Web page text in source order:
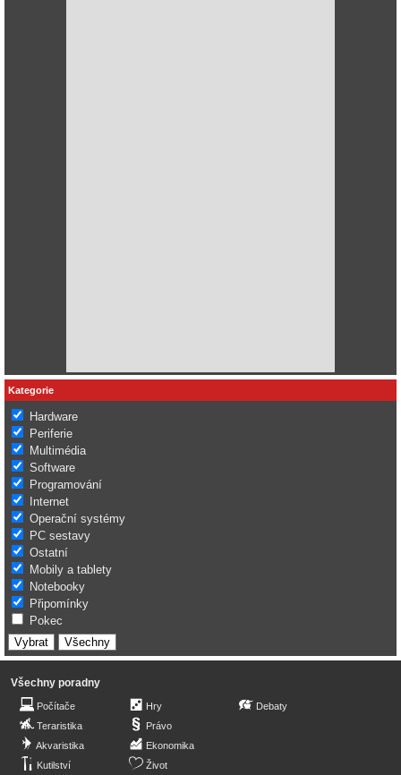
Kategorie
Hardware
Periferie
Multimédia
Software
Programování
Internet
Operační systémy
PC sestavy
Ostatní
Mobily a tablety
Notebooky
Připomínky
Pokec
Všechny poradny
Počítače
Teraristika
Akvaristika
Kutilství
Hry
Právo
Ekonomika
Život
Debaty